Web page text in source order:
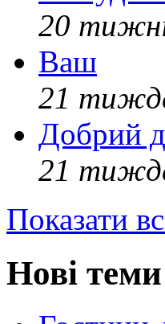
20
Ваш
21
Добрий
21
Показати
Нові